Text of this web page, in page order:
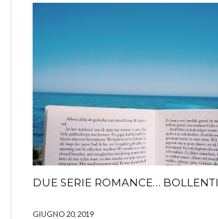
DUE SERIE ROMANCE… BOLLENTI
GIUGNO 20, 2019